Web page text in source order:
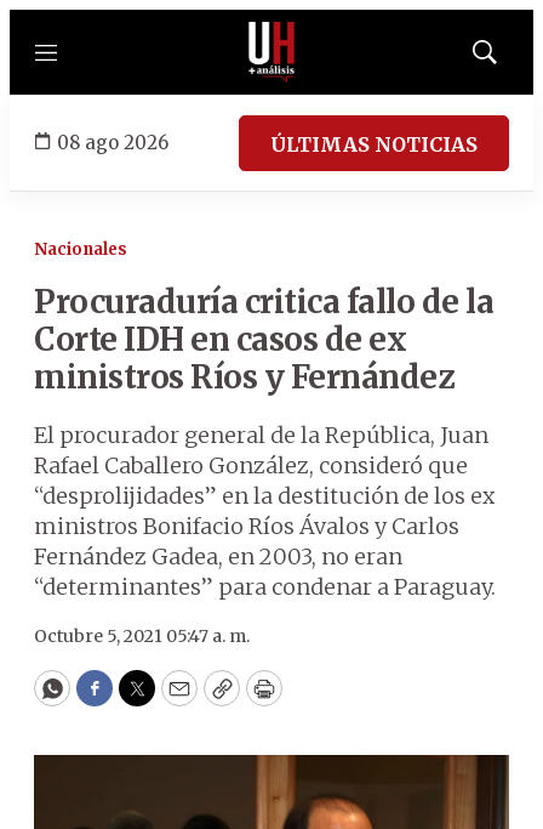
Menú
Mostrar
08 ago 2026 ÚLTIMAS NOTICIAS
Nacionales
Procuraduría critica fallo de la
Corte IDH en casos de ex
ministros Ríos y Fernández
El procurador general de la República, Juan
Rafael Caballero González, consideró que
“desprolijidades” en la destitución de los ex
ministros Bonifacio Ríos Ávalos y Carlos
Fernández Gadea, en 2003, no eran
“determinantes” para condenar a Paraguay.
Octubre 5, 2021 05:47 a. m.
WhatsApp
Facebook
Twitter
EmailCopyPrint